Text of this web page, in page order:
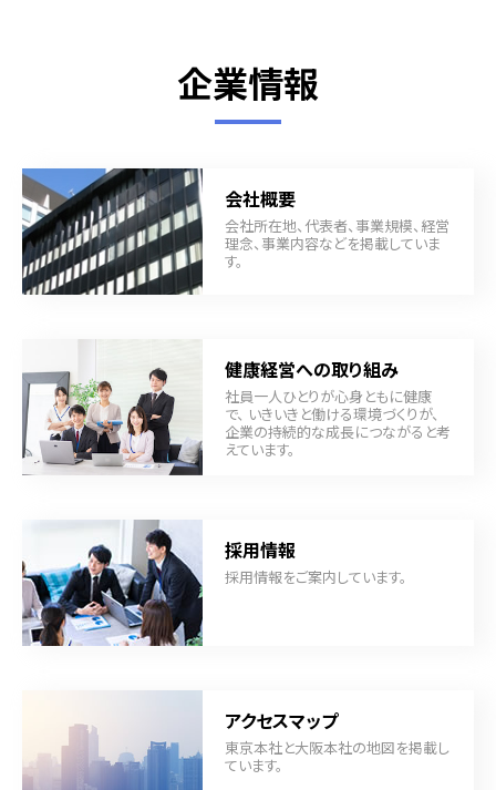
企業情報
会社概要
会社所在地、代表者、事業規模、経営
理念、事業内容などを掲載していま
す。
健康経営への取り組み
社員一人ひとりが心身ともに健康
で、 いきいきと働ける環境づくりが、
企業の持続的な成長につながると考
えています。
採用情報
採用情報をご案内しています。
アクセスマップ
東京本社と大阪本社の地図を掲載し
ています。